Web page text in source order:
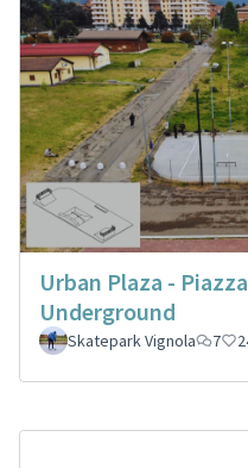
Urban Plaza -
Underground
Skatepark Vignola 7